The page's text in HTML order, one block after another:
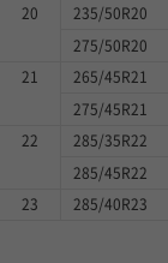
20
235/50R20
275/50R20
21
265/45R21
275/45R21
22
285/35R22
285/45R22
23
285/40R23